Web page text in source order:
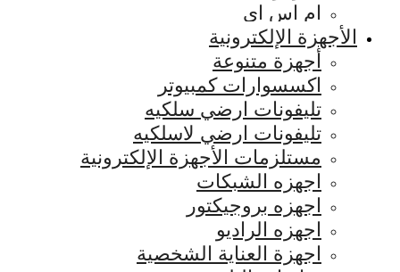
ام اس اي
الأجهزة الإلكترونية
أجهزة متنوعة
اكسسوارات كمبيوتر
تليفونات ارضي سلكيه
تليفونات ارضي لاسلكيه
مستلزمات الأجهزة الإلكترونية
اجهزه الشبكات
اجهزه بروجيكتور
اجهزه الراديو
اجهزة العناية الشخصية